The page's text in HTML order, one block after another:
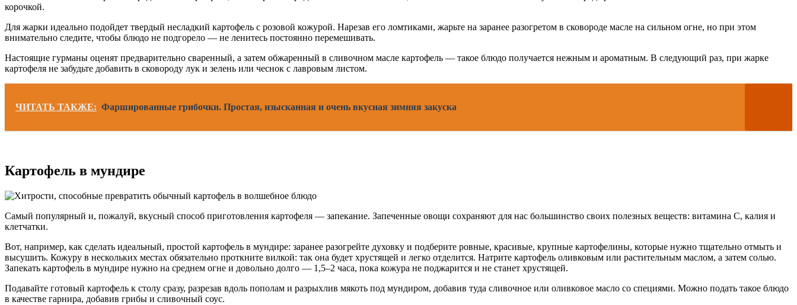
корочкой.
Для жарки идеально подойдет твердый несладкий картофель с розовой кожурой. Нарезав его ломтиками, жарьте на заранее разогретом в сковороде масле на сильном огне, но при этом
внимательно следите, чтобы блюдо не подгорело — не ленитесь постоянно перемешивать.
Настоящие гурманы оценят предварительно сваренный, а затем обжаренный в сливочном масле картофель — такое блюдо получается нежным и ароматным. В следующий раз, при жарке
картофеля не забудьте добавить в сковороду лук и зелень или чеснок с лавровым листом.
ЧИТАТЬ ТАКЖЕ: Фаршированные грибочки. Простая, изысканная и очень вкусная зимняя закуска
Картофель в мундире
Самый популярный и, пожалуй, вкусный способ приготовления картофеля — запекание. Запеченные овощи сохраняют для нас большинство своих полезных веществ: витамина С, калия и
клетчатки.
Вот, например, как сделать идеальный, простой картофель в мундире: заранее разогрейте духовку и подберите ровные, красивые, крупные картофелины, которые нужно тщательно отмыть и
высушить. Кожуру в нескольких местах обязательно проткните вилкой: так она будет хрустящей и легко отделится. Натрите картофель оливковым или растительным маслом, а затем солью.
Запекать картофель в мундире нужно на среднем огне и довольно долго — 1,5–2 часа, пока кожура не поджарится и не станет хрустящей.
Подавайте готовый картофель к столу сразу, разрезав вдоль пополам и разрыхлив мякоть под мундиром, добавив туда сливочное или оливковое масло со специями. Можно подать такое блюдо
в качестве гарнира, добавив грибы и сливочный соус.